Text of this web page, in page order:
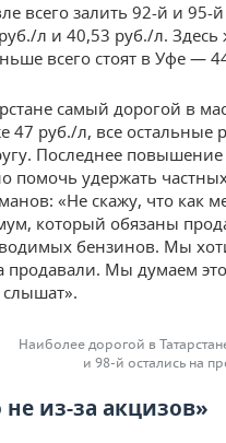
всего залить 92-й и 95-
л и 40,53 руб./л.
всего стоят в Уфе —
самый дорогой в
47 руб./л, все
Последнее
помочь удержать
«Не скажу, что как
который обязаны
бензинов. Мы
продавали. Мы думаем
Наиболее дорогой в
и 98-й остались на
не из-за акцизов»